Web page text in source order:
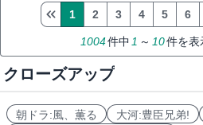
1004件中 1 ～ 10件を表
1 2 3 4 5 6
クローズアップ
朝ドラ:風、薫る 大河:豊臣兄弟!